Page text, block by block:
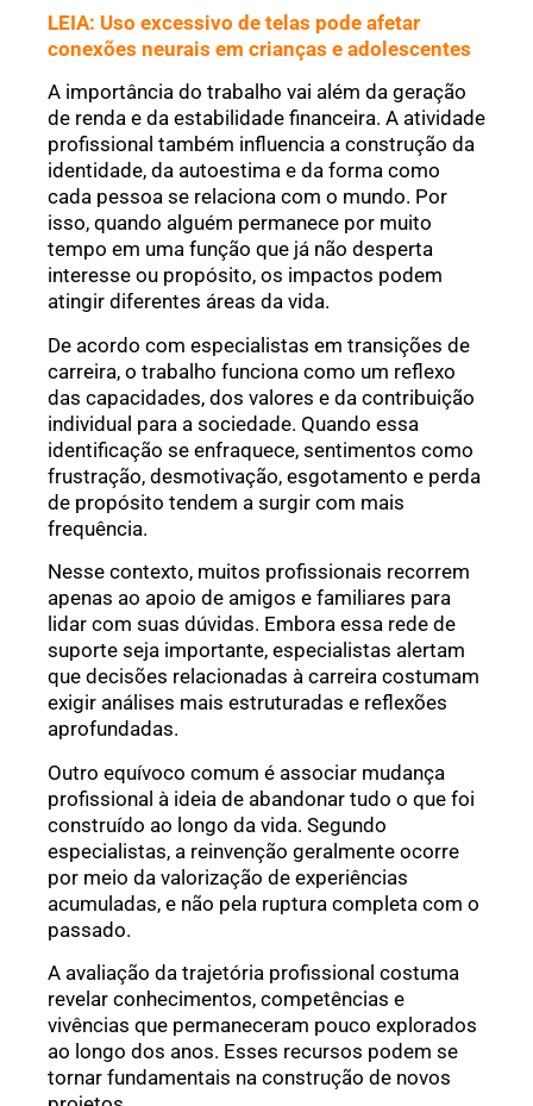
LEIA: Uso excessivo de telas pode afetar
conexões neurais em crianças e adolescentes
A importância do trabalho vai além da geração
de renda e da estabilidade financeira. A atividade
profissional também influencia a construção da
identidade, da autoestima e da forma como
cada pessoa se relaciona com o mundo. Por
isso, quando alguém permanece por muito
tempo em uma função que já não desperta
interesse ou propósito, os impactos podem
atingir diferentes áreas da vida.
De acordo com especialistas em transições de
carreira, o trabalho funciona como um reflexo
das capacidades, dos valores e da contribuição
individual para a sociedade. Quando essa
identificação se enfraquece, sentimentos como
frustração, desmotivação, esgotamento e perda
de propósito tendem a surgir com mais
frequência.
Nesse contexto, muitos profissionais recorrem
apenas ao apoio de amigos e familiares para
lidar com suas dúvidas. Embora essa rede de
suporte seja importante, especialistas alertam
que decisões relacionadas à carreira costumam
exigir análises mais estruturadas e reflexões
aprofundadas.
Outro equívoco comum é associar mudança
profissional à ideia de abandonar tudo o que foi
construído ao longo da vida. Segundo
especialistas, a reinvenção geralmente ocorre
por meio da valorização de experiências
acumuladas, e não pela ruptura completa com o
passado.
A avaliação da trajetória profissional costuma
revelar conhecimentos, competências e
vivências que permaneceram pouco explorados
ao longo dos anos. Esses recursos podem se
tornar fundamentais na construção de novos